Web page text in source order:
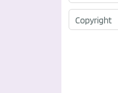
Copyright